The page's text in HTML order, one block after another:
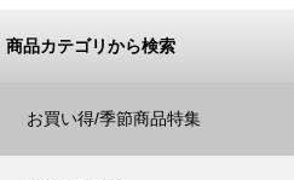
商品カテゴリから検索
お買い得/季節商品特集